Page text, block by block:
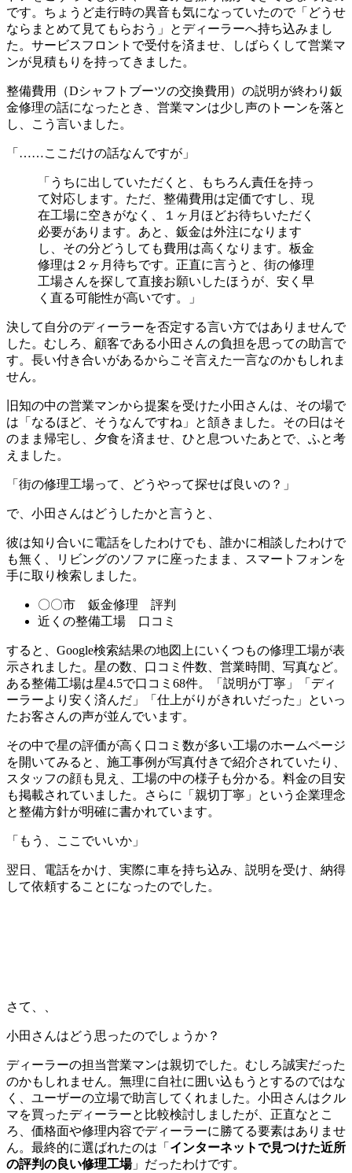
です。ちょうど走行時の異音も気になっていたので「どうせ
ならまとめて見てもらおう」とディーラーへ持ち込みまし
た。サービスフロントで受付を済ませ、しばらくして営業マ
ンが見積もりを持ってきました。
整備費用（Dシャフトブーツの交換費用）の説明が終わり鈑
金修理の話になったとき、営業マンは少し声のトーンを落と
し、こう言いました。
「……ここだけの話なんですが」
「うちに出していただくと、もちろん責任を持っ
て対応します。ただ、整備費用は定価ですし、現
在工場に空きがなく、１ヶ月ほどお待ちいただく
必要があります。あと、鈑金は外注になります
し、その分どうしても費用は高くなります。板金
修理は２ヶ月待ちです。正直に言うと、街の修理
工場さんを探して直接お願いしたほうが、安く早
く直る可能性が高いです。」
決して自分のディーラーを否定する言い方ではありませんで
した。むしろ、顧客である小田さんの負担を思っての助言で
す。長い付き合いがあるからこそ言えた一言なのかもしれま
せん。
旧知の中の営業マンから提案を受けた小田さんは、その場で
は「なるほど、そうなんですね」と頷きました。その日はそ
のまま帰宅し、夕食を済ませ、ひと息ついたあとで、ふと考
えました。
「街の修理工場って、どうやって探せば良いの？」
で、小田さんはどうしたかと言うと、
彼は知り合いに電話をしたわけでも、誰かに相談したわけで
も無く、リビングのソファに座ったまま、スマートフォンを
手に取り検索しました。
〇〇市 鈑金修理 評判
近くの整備工場 口コミ
すると、Google検索結果の地図上にいくつもの修理工場が表
示されました。星の数、口コミ件数、営業時間、写真など。
ある整備工場は星4.5で口コミ68件。「説明が丁寧」「ディ
ーラーより安く済んだ」「仕上がりがきれいだった」といっ
たお客さんの声が並んでいます。
その中で星の評価が高く口コミ数が多い工場のホームページ
を開いてみると、施工事例が写真付きで紹介されていたり、
スタッフの顔も見え、工場の中の様子も分かる。料金の目安
も掲載されていました。さらに「親切丁寧」という企業理念
と整備方針が明確に書かれています。
「もう、ここでいいか」
翌日、電話をかけ、実際に車を持ち込み、説明を受け、納得
して依頼することになったのでした。
さて、、
小田さんはどう思ったのでしょうか？
ディーラーの担当営業マンは親切でした。むしろ誠実だった
のかもしれません。無理に自社に囲い込もうとするのではな
く、ユーザーの立場で助言してくれました。小田さんはクル
マを買ったディーラーと比較検討しましたが、正直なとこ
ろ、価格面や修理内容でディーラーに勝てる要素はありませ
ん。最終的に選ばれたのは「 インターネットで見つけた近所
の評判の良い修理工場」だったわけです。